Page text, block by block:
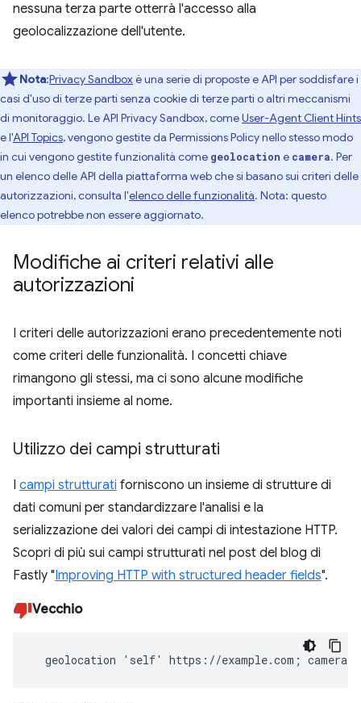
nessuna terza parte otterrà l'accesso alla
geolocalizzazione dell'utente.
Nota:Privacy Sandboxè una serie di proposte e API per soddisfare i
casi d'uso di terze parti senza cookie di terze parti o altri meccanismi
di monitoraggio. Le API Privacy Sandbox, comeUser-Agent Client Hints
e l'API Topics, vengono gestite da Permissions Policy nello stesso modo
in cui vengono gestite funzionalità come geolocation e camera. Per
un elenco delle API della piattaforma web che si basano sui criteri delle
autorizzazioni, consulta l'elenco delle funzionalità. Nota: questo
elenco potrebbe non essere aggiornato.
Modifiche ai criteri relativi alle
autorizzazioni
I criteri delle autorizzazioni erano precedentemente noti
come criteri delle funzionalità. I concetti chiave
rimangono gli stessi, ma ci sono alcune modifiche
importanti insieme al nome.
Utilizzo dei campi strutturati
I campi strutturati forniscono un insieme di strutture di
dati comuni per standardizzare l'analisi e la
serializzazione dei valori dei campi di intestazione HTTP.
Scopri di più sui campi strutturati nel post del blog di
Fastly "Improving HTTP with structured header fields".
Vecchio
geolocation 'self' https://example.com; camera